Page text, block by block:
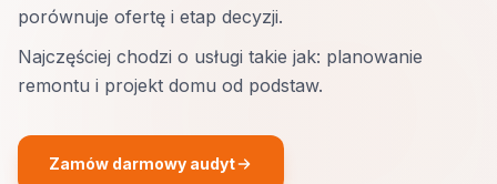
porównuje ofertę i etap decyzji.
Najczęściej chodzi o usługi takie jak: planowanie
remontu i projekt domu od podstaw.
Zamów darmowy audyt